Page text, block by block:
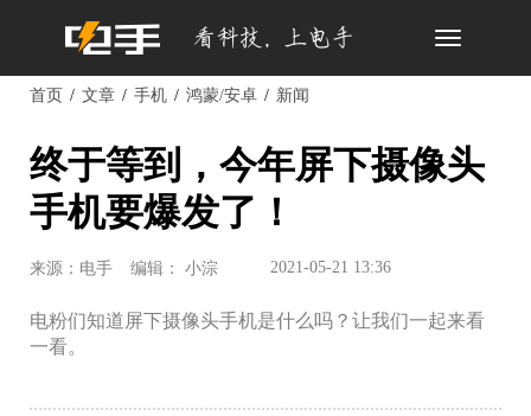
Toggle
首页 文章 手机 鸿蒙/安卓 新闻
终于等到，今年屏下摄像头
手机要爆发了！
来源：电手 编辑： 小淙 2021-05-21 13:36
电粉们知道屏下摄像头手机是什么吗？让我们一起来看
一看。